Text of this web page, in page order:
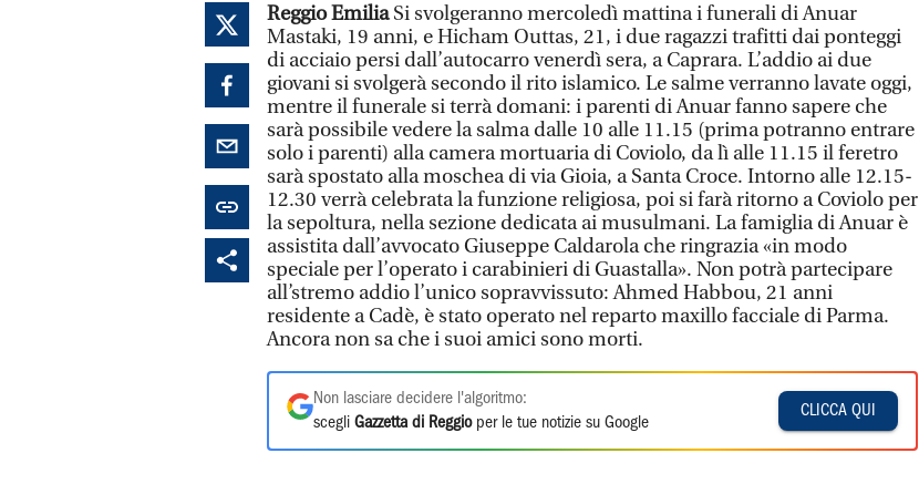
Reggio EmiliaSi svolgeranno mercoledì mattina i funerali di Anuar
Mastaki, 19 anni, e Hicham Outtas, 21, i due ragazzi trafitti dai ponteggi
di acciaio persi dall’autocarro venerdì sera, a Caprara. L’addio ai due
giovani si svolgerà secondo il rito islamico. Le salme verranno lavate oggi,
mentre il funerale si terrà domani: i parenti di Anuar fanno sapere che
sarà possibile vedere la salma dalle 10 alle 11.15 (prima potranno entrare
solo i parenti) alla camera mortuaria di Coviolo, da lì alle 11.15 il feretro
sarà spostato alla moschea di via Gioia, a Santa Croce. Intorno alle 12.15-
12.30 verrà celebrata la funzione religiosa, poi si farà ritorno a Coviolo per
la sepoltura, nella sezione dedicata ai musulmani. La famiglia di Anuar è
assistita dall’avvocato Giuseppe Caldarola che ringrazia «in modo
speciale per l’operato i carabinieri di Guastalla». Non potrà partecipare
all’stremo addio l’unico sopravvissuto: Ahmed Habbou, 21 anni
residente a Cadè, è stato operato nel reparto maxillo facciale di Parma.
Ancora non sa che i suoi amici sono morti.
Non lasciare decidere l'algoritmo:
scegli Gazzetta di Reggioper le tue notizie su Google
CLICCA QUI